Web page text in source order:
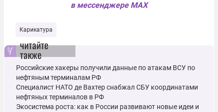
в мессенджере MAX
Карикатура
читайте
также
Российские хакеры получили данные по атакам ВСУ по
нефтяным терминалам РФ
Специалист НАТО де Вахтер снабжал СБУ координатами
нефтяных терминалов в РФ
Экосистема роста: как в России развивают новые идеи и